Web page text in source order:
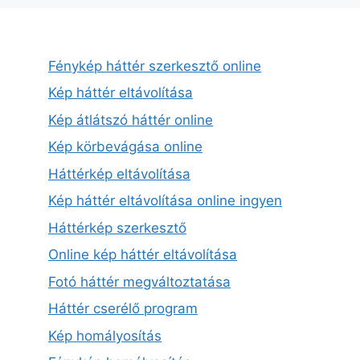
Fénykép háttér szerkesztő online
Kép háttér eltávolítása
Kép átlátszó háttér online
Kép körbevágása online
Háttérkép eltávolítása
Kép háttér eltávolítása online ingyen
Háttérkép szerkesztő
Online kép háttér eltávolítása
Fotó háttér megváltoztatása
Háttér cserélő program
Kép homályosítás